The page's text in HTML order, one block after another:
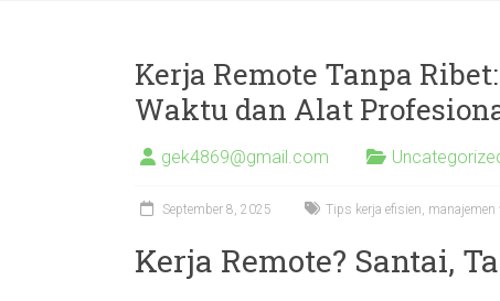
Kerja Remote Tanpa
Waktu dan Alat
gek4869@gmail.com
September 8, 2025 Tips kerja efisien,
Kerja Remote? Santai,